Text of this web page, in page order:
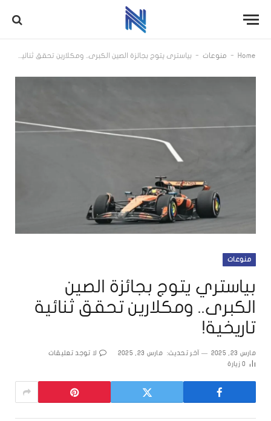
Home
- منوعات - بياستري يتوج بجائزة الصين الكبرى.. ومكلارين تحقق ثنائية تاريخية!
منوعات
بياستري يتوج بجائزة الصين
الكبرى.. ومكلارين تحقق ثنائية
تاريخية!
مارس 23, 2025 آخر تحديث: مارس 23, 2025
لا توجد تعليقات
0 زيارة